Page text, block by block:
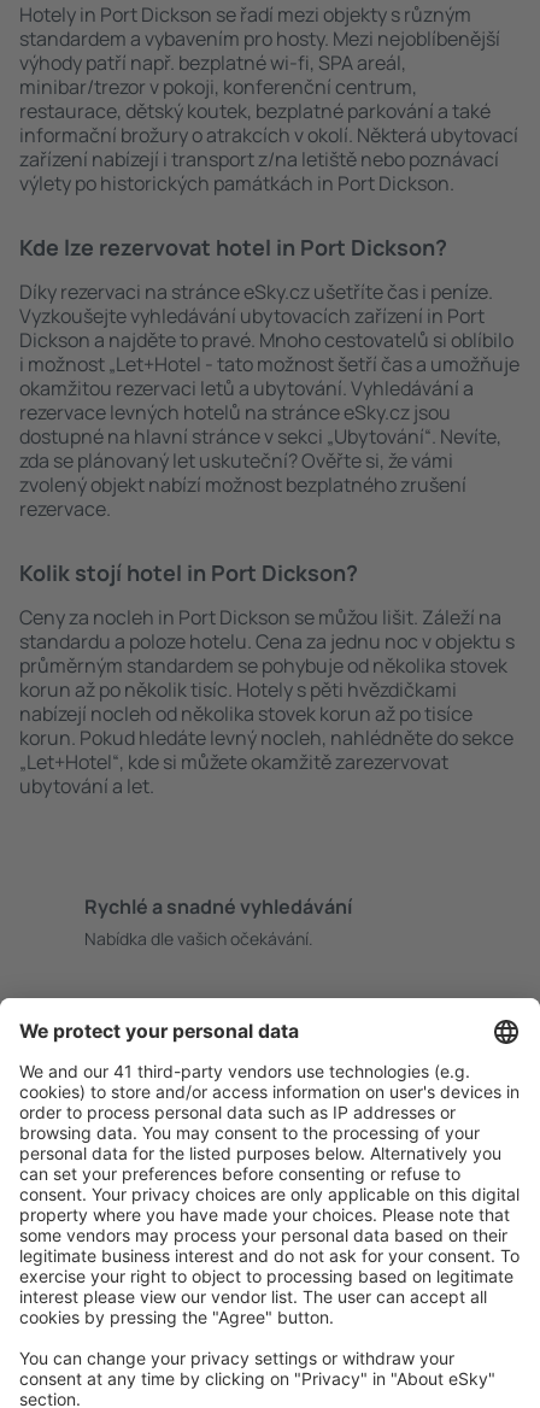
Hotely in Port Dickson se řadí mezi objekty s různým
standardem a vybavením pro hosty. Mezi nejoblíbenější
výhody patří např. bezplatné wi-fi, SPA areál,
minibar/trezor v pokoji, konferenční centrum,
restaurace, dětský koutek, bezplatné parkování a také
informační brožury o atrakcích v okolí. Některá ubytovací
zařízení nabízejí i transport z/na letiště nebo poznávací
výlety po historických památkách in Port Dickson.
Kde lze rezervovat hotel in Port Dickson?
Díky rezervaci na stránce eSky.cz ušetříte čas i peníze.
Vyzkoušejte vyhledávání ubytovacích zařízení in Port
Dickson a najděte to pravé. Mnoho cestovatelů si oblíbilo
i možnost „Let+Hotel - tato možnost šetří čas a umožňuje
okamžitou rezervaci letů a ubytování. Vyhledávání a
rezervace levných hotelů na stránce eSky.cz jsou
dostupné na hlavní stránce v sekci „Ubytování“. Nevíte,
zda se plánovaný let uskuteční? Ověřte si, že vámi
zvolený objekt nabízí možnost bezplatného zrušení
rezervace.
Kolik stojí hotel in Port Dickson?
Ceny za nocleh in Port Dickson se můžou lišit. Záleží na
standardu a poloze hotelu. Cena za jednu noc v objektu s
průměrným standardem se pohybuje od několika stovek
korun až po několik tisíc. Hotely s pěti hvězdičkami
nabízejí nocleh od několika stovek korun až po tisíce
korun. Pokud hledáte levný nocleh, nahlédněte do sekce
„Let+Hotel“, kde si můžete okamžitě zarezervovat
ubytování a let.
Rychlé a snadné vyhledávání
Nabídka dle vašich očekávání.
Bezproblémová rezervace s možností bezplatného
zrušení.
S námi ušetříte
Atraktivní ceny a speciální nabídky pro přihlášené
uživatele.
Ubytování dle vašeho gusta
Vyberte si z více než 1.3 milionu zařízení: hotelů,
apartmánů, chat a dalších.
Nejvyhledávanější hotely uživateli eSky